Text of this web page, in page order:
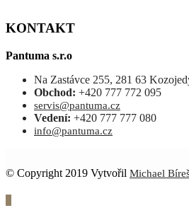
KONTAKT
Pantuma s.r.o
Na Zastávce 255, 281 63
Obchod: +420 777 772 095
servis@pantuma.cz
Vedení: +420 777 777 080
info@pantuma.cz
© Copyright 2019 Vytvořil Michael